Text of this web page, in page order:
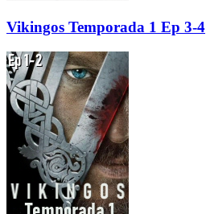
Vikingos Temporada 1 Ep 3-4